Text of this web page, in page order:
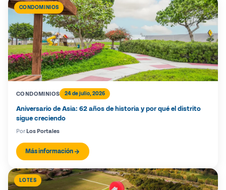
CONDOMINIOS
CONDOMINIOS 24 de julio, 2026
Aniversario de Asia: 62 años de historia y por qué el distrito
sigue creciendo
PorLos Portales
Más información
LOTES